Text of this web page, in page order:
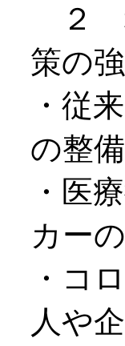
２
策の
・従
の整
・医
カー
・コ
人や